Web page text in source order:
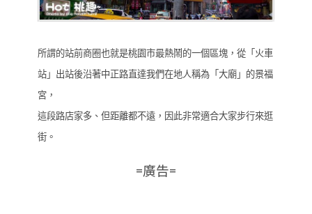
所謂的站前商圈也就是桃園市最熱鬧的一個區塊，從「火車
站」出站後沿著中正路直達我們在地人稱為「大廟」的景福
宮，
這段路店家多、但距離都不遠，因此非常適合大家步行來逛
街。
=廣告=